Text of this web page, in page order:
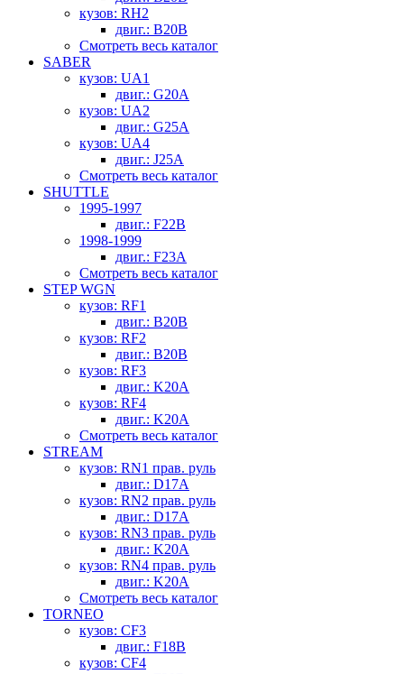
кузов: RH2
двиг.: B20B
Смотреть весь каталог
SABER
кузов: UA1
двиг.: G20A
кузов: UA2
двиг.: G25A
кузов: UA4
двиг.: J25A
Смотреть весь каталог
SHUTTLE
1995-1997
двиг.: F22B
1998-1999
двиг.: F23A
Смотреть весь каталог
STEP WGN
кузов: RF1
двиг.: B20B
кузов: RF2
двиг.: B20B
кузов: RF3
двиг.: K20A
кузов: RF4
двиг.: K20A
Смотреть весь каталог
STREAM
кузов: RN1 прав. руль
двиг.: D17A
кузов: RN2 прав. руль
двиг.: D17A
кузов: RN3 прав. руль
двиг.: K20A
кузов: RN4 прав. руль
двиг.: K20A
Смотреть весь каталог
TORNEO
кузов: CF3
двиг.: F18B
кузов: CF4